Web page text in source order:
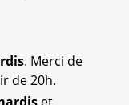
. Merci de
de 20h.